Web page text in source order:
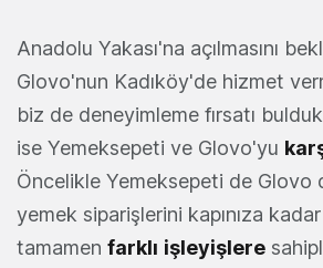
Anadolu Yakası'na açılmasını
Glovo'nun Kadıköy'de hizmet
biz de deneyimleme fırsatı
ise Yemeksepeti ve Glovo'yu
Öncelikle Yemeksepeti de Glovo
yemek siparişlerini kapınıza
tamamen farklı işleyişlere